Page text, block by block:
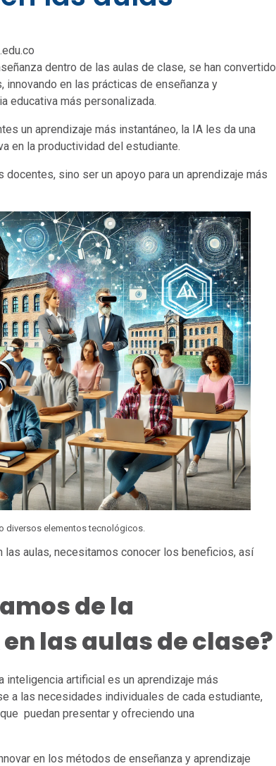
dentro de las aulas de clase, se han convertido
en las prácticas de enseñanza y
educativa más personalizada.
un aprendizaje más instantáneo, la IA les da una
en la productividad del estudiante.
sino ser un apoyo para un aprendizaje más
diversos elementos tecnológicos.
aulas, necesitamos conocer los beneficios, así
de la
las aulas de clase?
artificial es un aprendizaje más
a las necesidades individuales de cada estudiante,
puedan presentar y ofreciendo una
en los métodos de enseñanza y aprendizaje